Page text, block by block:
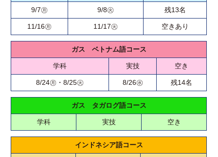
9/7㊊ 9/8㊋ 残13名
11/16㊊ 11/17㊋ 空きあり
ガス ベトナム語コース
学科 実技 空き
8/24㊊・8/25㊋ 8/26㊌ 残14名
ガス タガログ語コース
学科 実技 空き
インドネシア語コース